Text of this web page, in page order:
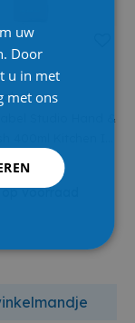
Studio Hand &
voorraad
uw
Door
u in met
met ons